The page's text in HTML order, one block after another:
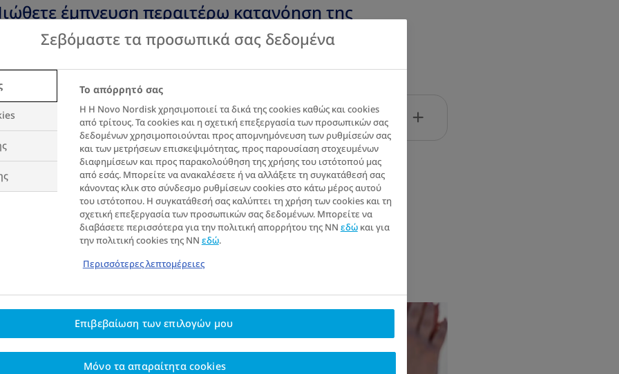
έμπνευση περαιτέρω κατανόηση της
να διαβάζετε τώρα.
άρθρα
Σεβόμαστε τα προσωπικά σας δεδομένα
Το απόρρητό σας
Η Η Novo Nordisk χρησιμοποιεί τα δικά της cookies καθώς και cookies
από τρίτους. Τα cookies και η σχετική επεξεργασία των προσωπικών σας
δεδομένων χρησιμοποιούνται προς απομνημόνευση των ρυθμίσεών σας
και των μετρήσεων επισκεψιμότητας, προς παρουσίαση στοχευμένων
διαφημίσεων και προς παρακολούθηση της χρήσης του ιστότοπού μας
από εσάς. Μπορείτε να ανακαλέσετε ή να αλλάξετε τη συγκατάθεσή σας
κάνοντας κλικ στο σύνδεσμο ρυθμίσεων cookies στο κάτω μέρος αυτού
του ιστότοπου. Η συγκατάθεσή σας καλύπτει τη χρήση των cookies και τη
σχετική επεξεργασία των προσωπικών σας δεδομένων. Μπορείτε να
διαβάσετε περισσότερα για την πολιτική απορρήτου της NN εδώκαι για
την πολιτική cookies της NN εδώ.
Περισσότερες λεπτομέρειες
Επιβεβαίωση των επιλογών μου
Μόνο τα απαραίτητα cookies